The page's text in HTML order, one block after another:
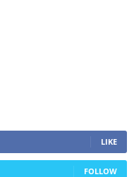
LIKE
FOLLOW